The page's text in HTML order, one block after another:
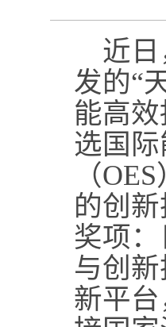
近
发的“
能高
选国
（
的创
奖项
与创
新平